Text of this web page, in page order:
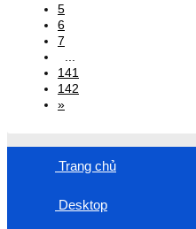
5
6
7
141
142
»
Trang chủ
Desktop